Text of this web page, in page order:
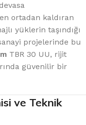
ortadan kaldıran
yüklerin taşındığı
projelerinde bu
TBR 30 UU, rijit
güvenilir bir
ve Teknik